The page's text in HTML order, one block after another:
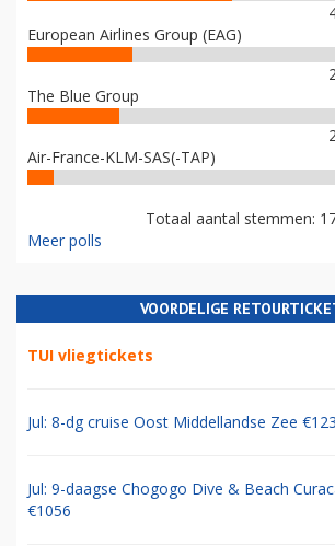
European Airlines Group (EAG)
The Blue Group
Air-France-KLM-SAS(-TAP)
Totaal aantal stemmen:
Meer polls
VOORDELIGE
TUI vliegtickets
Jul: 8-dg cruise Oost Middellandse Zee
Jul: 9-daagse Chogogo Dive & Beach
€1056